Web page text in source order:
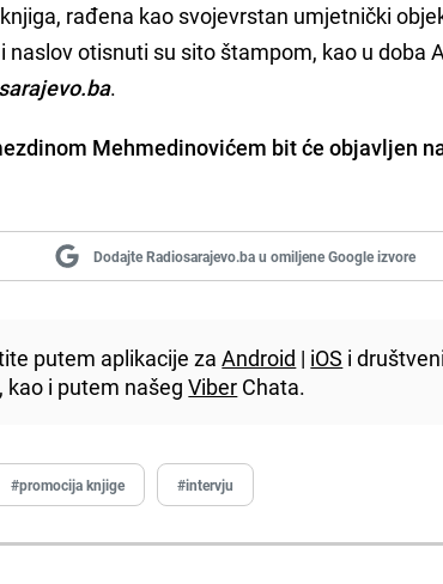
rađena kao svojevrstan umjetnički
naslov otisnuti su sito štampom, kao u doba
.
Mehmedinovićem bit će objavljen
Dodajte Radiosarajevo.ba u omiljene Google izvore
putem aplikacije zaAndroid | iOS i
, kao i putem našegViber Chata.
#promocija knjige #intervju